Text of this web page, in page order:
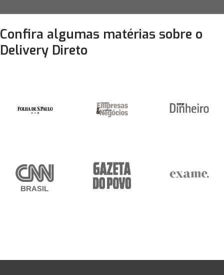
Confira algumas matérias sobre o
Delivery Direto